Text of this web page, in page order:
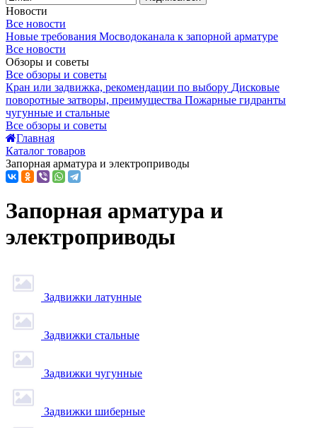
Новости
Все новости
Новые требования Мосводоканала к запорной арматуре
Все новости
Обзоры и советы
Все обзоры и советы
Кран или задвижка, рекомендации по выбору Дисковые
поворотные затворы, преимущества Пожарные гидранты
чугунные и стальные
Все обзоры и советы
Главная
Каталог товаров
Запорная арматура и электроприводы
Запорная арматура и
электроприводы
Задвижки латунные
Задвижки стальные
Задвижки чугунные
Задвижки шиберные